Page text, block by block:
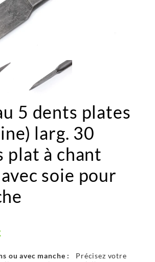
5 dents plates
larg. 30
plat à chant
soie pour
ou avec manche :
Précisez votre